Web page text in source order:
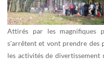
Attirés par les magnifiques
s'arrêtent et vont prendre des
les activités de